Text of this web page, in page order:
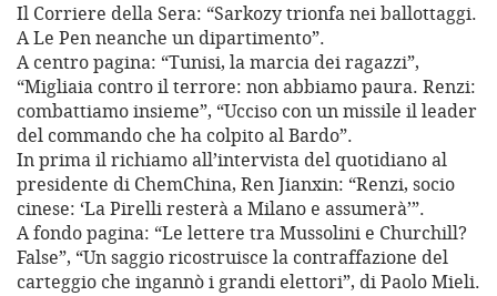
Il Corriere della Sera: “Sarkozy trionfa nei ballottaggi.
A Le Pen neanche un dipartimento”.
A centro pagina: “Tunisi, la marcia dei ragazzi”,
“Migliaia contro il terrore: non abbiamo paura. Renzi:
combattiamo insieme”, “Ucciso con un missile il leader
del commando che ha colpito al Bardo”.
In prima il richiamo all’intervista del quotidiano al
presidente di ChemChina, Ren Jianxin: “Renzi, socio
cinese: ‘La Pirelli resterà a Milano e assumerà’”.
A fondo pagina: “Le lettere tra Mussolini e Churchill?
False”, “Un saggio ricostruisce la contraffazione del
carteggio che ingannò i grandi elettori”, di Paolo Mieli.